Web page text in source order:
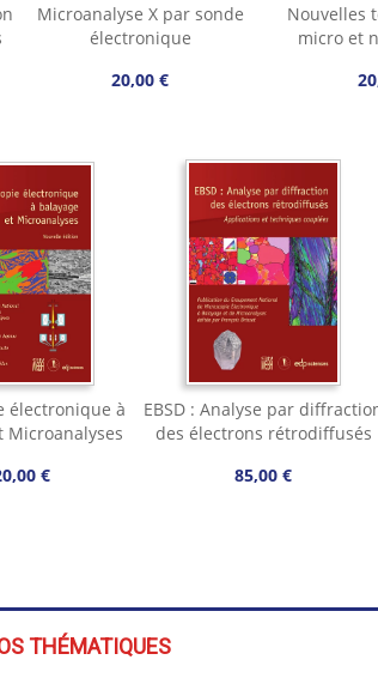
Microanalyse X par sonde
électronique
20,00 €
Nouvelles
micro et
électronique à
Microanalyses
€
EBSD : Analyse par
des électrons rétrodiffusés
85,00 €
THÉMATIQUES